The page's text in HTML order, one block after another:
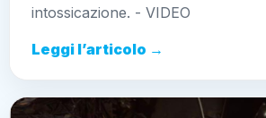
intossicazione. - VIDEO
Leggi l’articolo →